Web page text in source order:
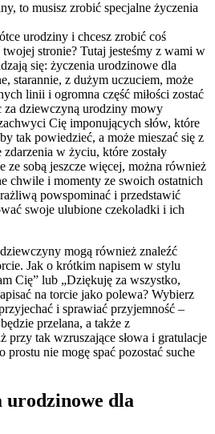
to musisz zrobić specjalne życzenia
urodziny i chcesz zrobić coś
twojej stronie? Tutaj jesteśmy z wami w
się: życzenia urodzinowe dla
starannie, z dużym uczuciem, może
linii i ogromna część miłości zostać
za dziewczyną urodziny mowy
Cię imponujących słów, które
tak powiedzieć, a może mieszać się z
w życiu, które zostały
ze sobą jeszcze więcej, można również
chwile i momenty ze swoich ostatnich
powspominać i przedstawić
swoje ulubione czekoladki i ich
mogą również znaleźć
Jak o krótkim napisem w stylu
Cię” lub „Dziękuję za wszystko,
na torcie jako polewa? Wybierz
i sprawiać przyjemność –
przelana, a także z
przy tak wzruszające słowa i gratulacje
nie mogę spać pozostać suche
dla